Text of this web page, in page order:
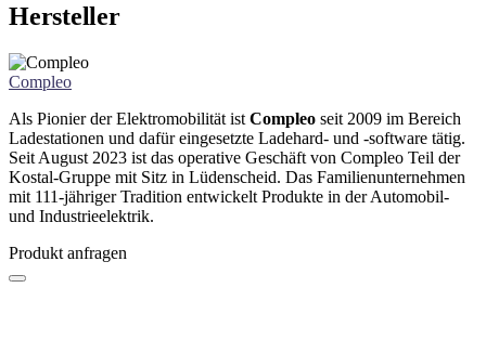
Hersteller
Compleo
Als Pionier der Elektromobilität ist Compleo seit 2009 im Bereich
Ladestationen und dafür eingesetzte Ladehard- und -software tätig.
Seit August 2023 ist das operative Geschäft von Compleo Teil der
Kostal-Gruppe mit Sitz in Lüdenscheid. Das Familienunternehmen
mit 111-jähriger Tradition entwickelt Produkte in der Automobil-
und Industrieelektrik.
Produkt anfragen